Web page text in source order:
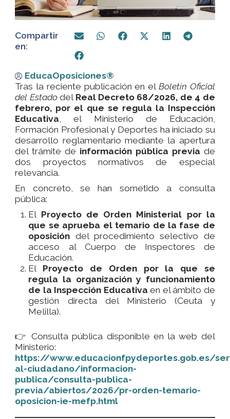
Compartir
en:
EducaOposiciones®
Tras la reciente publicación en elBoletín Oficial
del Estadodel Real Decreto 68/2026, de 4 de
febrero, por el que se regula la Inspección
Educativa, el Ministerio de Educación,
Formación Profesional y Deportes ha iniciado su
desarrollo reglamentario mediante la apertura
del trámite de información pública previa de
dos proyectos normativos de especial
relevancia.
En concreto, se han sometido a consulta
pública:
El Proyecto de Orden Ministerial por la
que se aprueba el temario de la fase de
oposición del procedimiento selectivo de
acceso al Cuerpo de Inspectores de
Educación.
El Proyecto de Orden por la que se
regula la organización y funcionamiento
de la Inspección Educativa en el ámbito de
gestión directa del Ministerio (Ceuta y
Melilla).
👉 Consulta pública disponible en la web del
Ministerio:
https://www.educacionfpydeportes.gob.es/
al-ciudadano/informacion-
publica/consulta-publica-
previa/abiertos/2026/pr-orden-temario-
oposicion-ie-mefp.html